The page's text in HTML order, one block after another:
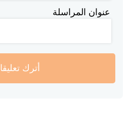
عنوان المراسلة
أترك تعليقا